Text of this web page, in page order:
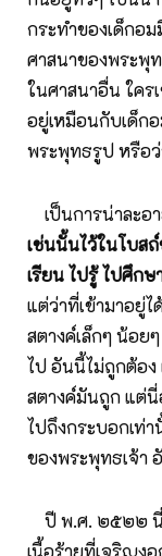
กระทำของเด็กอ
ศาสนาของพระพุ
ในศาสนาอื่น ใคร
อยู่เหมือนกับเด็ก
พระพุทธรูป หรือว่
เป็นการน่าละอ
เช่นนั้นไว้ในโบส
เรียน ไปรู้ ไปศึก
แต่ว่าที่เข้ามาอยู่ไ
สตางค์เล็กๆ น้อย
ไป อันนี้ไม่ถูกต้อง
สตางค์มันถูก แต่นี่
ไปถึงกระบอกเท่
ของพระพุทธเจ้า
ปี พ.ศ. ๒๕๒๒ นี่
เนื้อร้ายที่เจริญง